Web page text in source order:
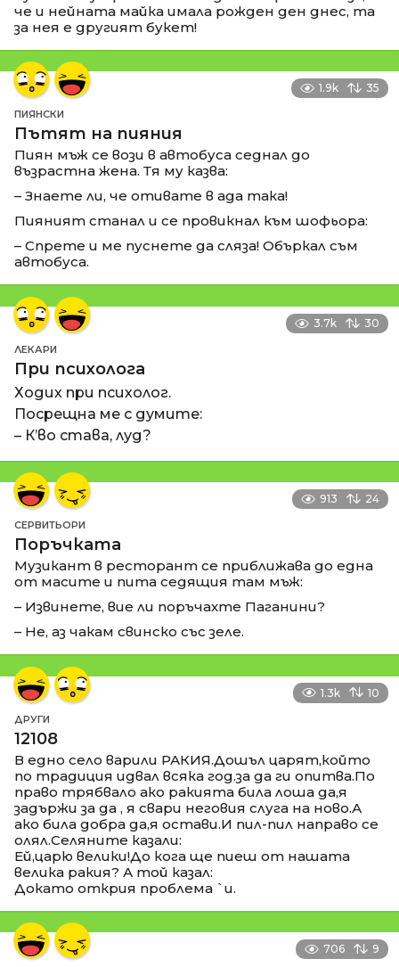
че и нейната майка имала рожден ден днес, та
за нея е другият букет!
1.9k 35
ПИЯНСКИ
Пътят на пияния
Пиян мъж се вози в автобуса седнал до
възрастна жена. Тя му казва:
– Знаете ли, че отивате в ада така!
Пияният станал и се провикнал към шофьора:
– Спрете и ме пуснете да сляза! Объркал съм
автобуса.
3.7k 30
ЛЕКАРИ
При психолога
Ходих при психолог.
Посрещна ме с думите:
– К’во става, луд?
913 24
СЕРВИТЬОРИ
Поръчката
Музикант в ресторант се приближава до една
от масите и пита седящия там мъж:
– Извинете, вие ли поръчахте Паганини?
– Не, аз чакам свинско със зеле.
1.3k 10
ДРУГИ
12108
В едно село варили РАКИЯ.Дошъл царят,който
по традиция идвал всяка год.за да ги опитва.По
право трябвало ако ракията била лоша да,я
задържи за да , я свари неговия слуга на ново.А
ако била добра да,я остави.И пил-пил направо се
олял.Селяните казали:
Ей,царю велики!До кога ще пиеш от нашата
велика ракия? А той казал:
Докато открия проблема `и.
706 9